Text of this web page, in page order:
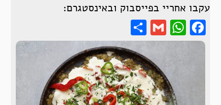
עקבו אחריי בפייסבוק ובאינסטגרם:
Facebook
WhatsApp
Gmail